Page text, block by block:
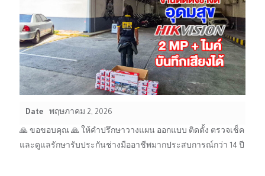
Date พฤษภาคม 2, 2026
🙏 ขอขอบคุณ 🙏 ให้คำปรึกษาวางแผน ออกแบบ ติดตั้ง ตรวจเช็ค
และดูแลรักษารับประกันช่างมืออาชีพมากประสบการณ์กว่า 14 ปี